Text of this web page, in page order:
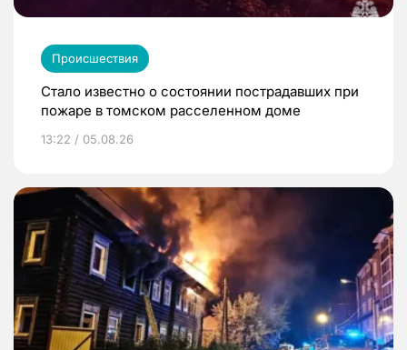
Происшествия
Стало известно о состоянии пострадавших при
пожаре в томском расселенном доме
13:22 / 05.08.26